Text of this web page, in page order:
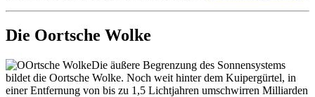
Die Oortsche Wolke
Die äußere Begrenzung des Sonnensystems
bildet die Oortsche Wolke. Noch weit hinter dem Kuipergürtel, in
einer Entfernung von bis zu 1,5 Lichtjahren umschwirren Milliarden